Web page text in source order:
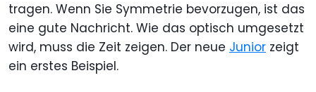
tragen. Wenn Sie Symmetrie bevorzugen, ist das
eine gute Nachricht. Wie das optisch umgesetzt
wird, muss die Zeit zeigen. Der neue Junior zeigt
ein erstes Beispiel.